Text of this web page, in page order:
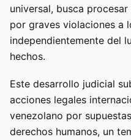
universal, busca
por graves violaciones a
independientemente del
hechos.
Este desarrollo judicial
acciones legales
venezolano por
derechos humanos, un